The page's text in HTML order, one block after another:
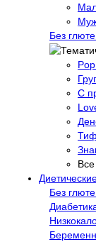
Без
С
Без